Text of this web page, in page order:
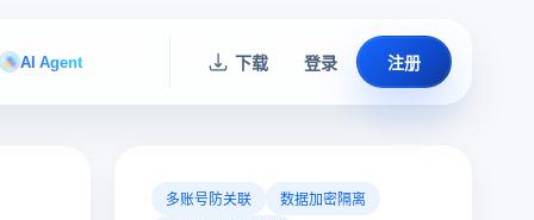
AI Agent 下载 登录 注册
多账号防关联
数据加密隔离